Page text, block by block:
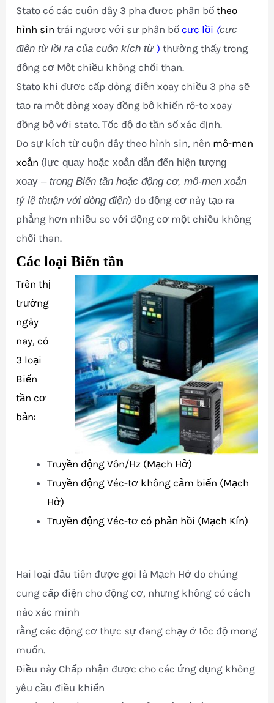
Stato có các cuộn dây 3 pha được phân bố theo
hình sin trái ngược với sự phân bốcực lồi (cực
điện từ lồi ra của cuộn kích từ) thường thấy trong
động cơ Một chiều không chổi than.
Stato khi được cấp dòng điện xoay chiều 3 pha sẽ
tạo ra một dòng xoay đồng bộ khiến rô-to xoay
đồng bộ với stato. Tốc độ do tần số xác định.
Do sự kích từ cuộn dây theo hình sin, nên mô-men
xoắn (lực quay hoặc xoắn dẫn đến hiện tượng
xoay– trong Biến tần hoặc động cơ, mô-men xoắn
tỷ lệ thuận với dòng điện) do động cơ này tạo ra
phẳng hơn nhiều so với động cơ một chiều không
chổi than.
Các loại Biến tần
Trên thị
trường
ngày
nay, có
3 loại
Biến
tần cơ
bản:
Truyền động Vôn/Hz (Mạch Hở)
Truyền động Véc-tơ không cảm biến (Mạch
Hở)
Truyền động Véc-tơ có phản hồi (Mạch Kín)
Hai loại đầu tiên được gọi là Mạch Hở do chúng
cung cấp điện cho động cơ, nhưng không có cách
nào xác minh
rằng các động cơ thực sự đang chạy ở tốc độ mong
muốn.
Điều này Chấp nhận được cho các ứng dụng không
yêu cầu điều khiển